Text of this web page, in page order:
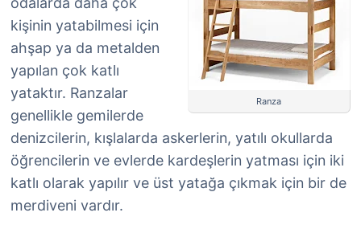
Ranza
kişinin yatabilmesi için
ahşap ya da metalden
yapılan çok katlı
yataktır. Ranzalar
genellikle gemilerde
denizcilerin, kışlalarda askerlerin, yatılı okullarda
öğrencilerin ve evlerde kardeşlerin yatması için iki
katlı olarak yapılır ve üst yatağa çıkmak için bir de
merdiveni vardır.